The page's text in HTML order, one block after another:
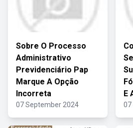
Sobre O Processo
Administrativo
Previdenciário Pap
Marque A Opção
Incorreta
07 September 2024
E
07